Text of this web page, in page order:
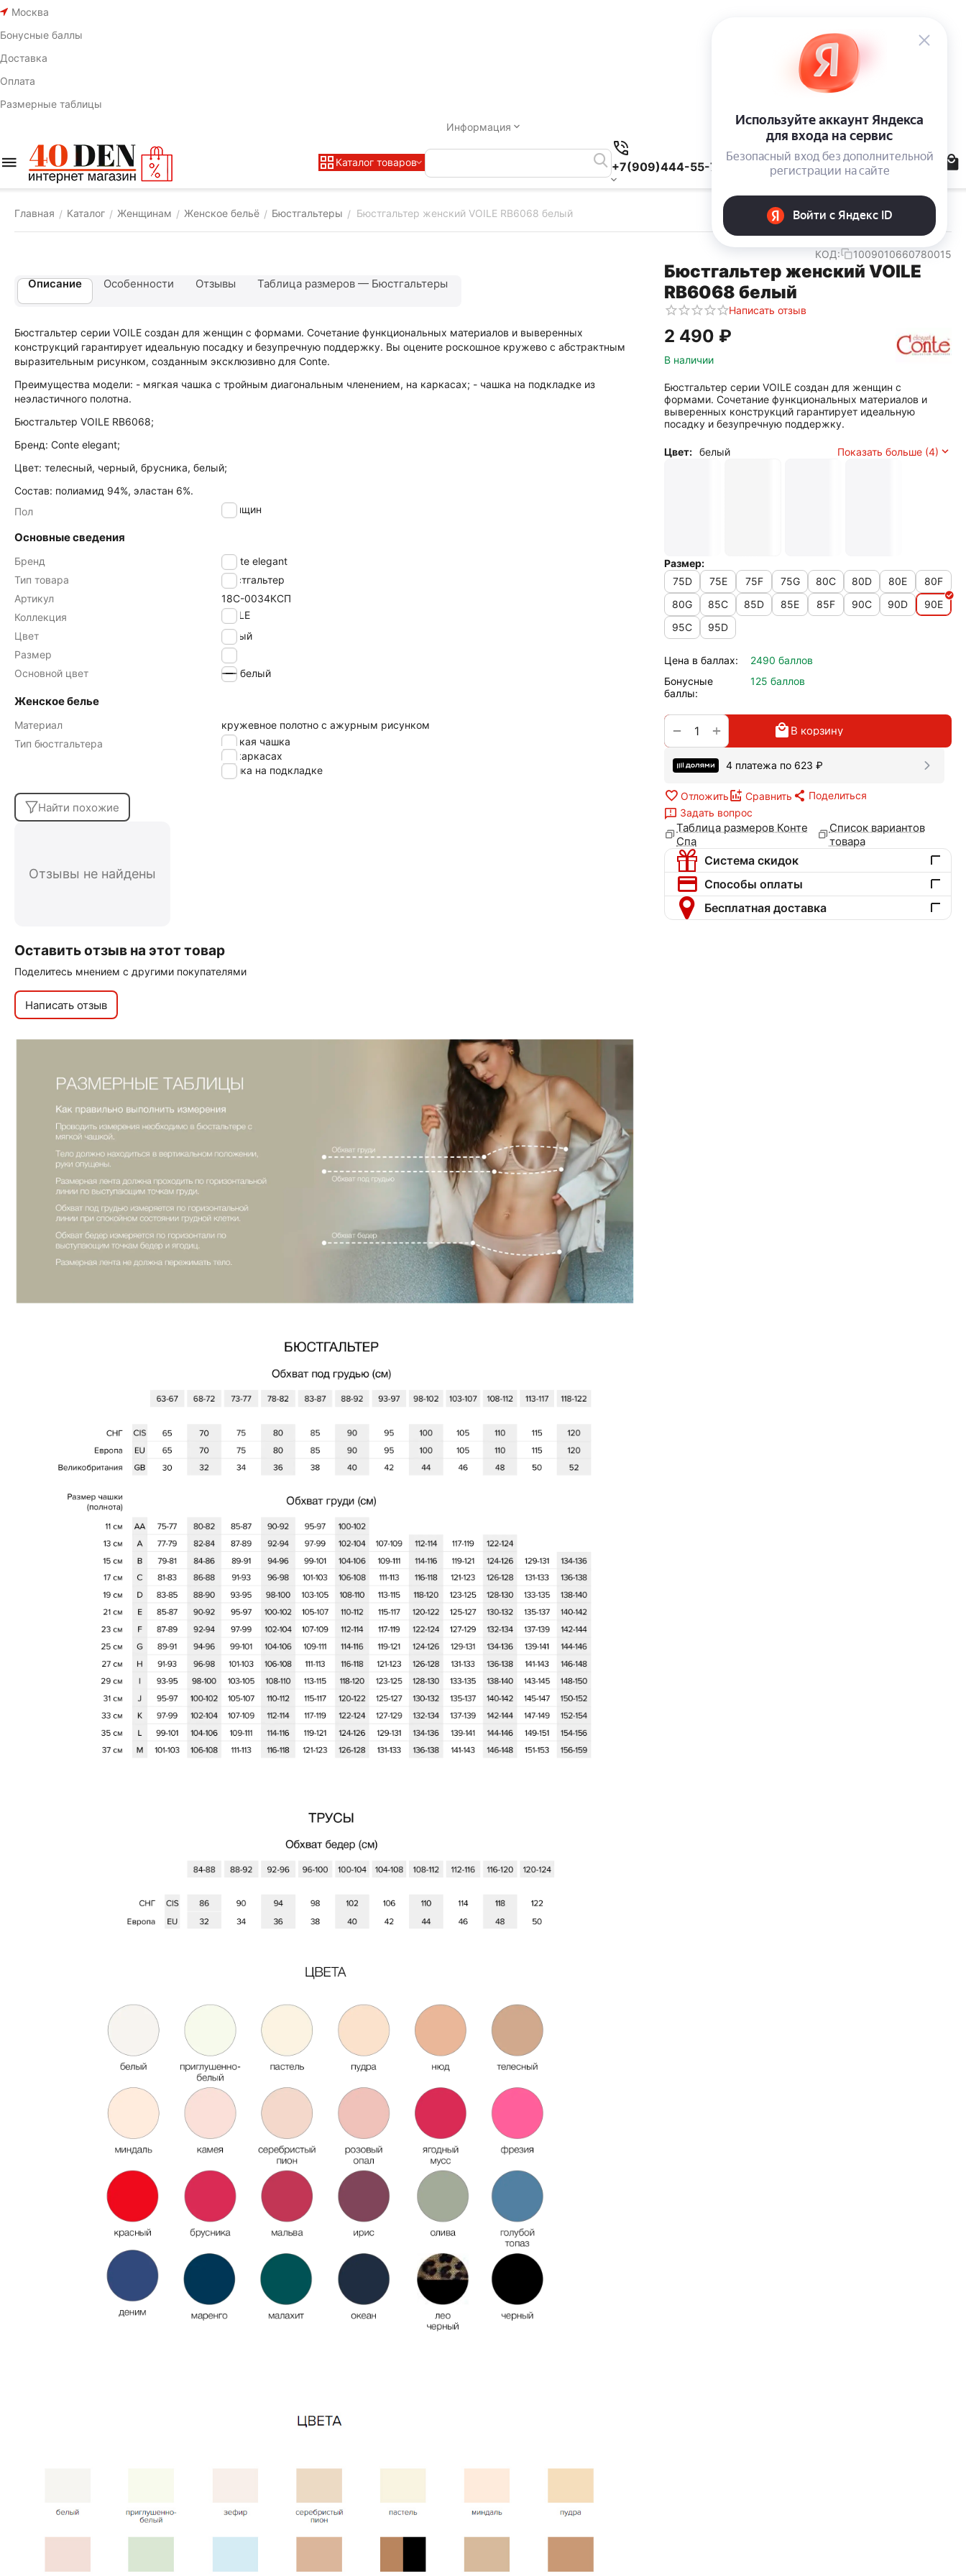
Москва
Бонусные баллы
Доставка
Оплата
Размерные таблицы
Информация
Каталог товаров +7(909)444-55-78
Главная / Каталог / Женщинам / Женское бельё / Бюстгальтеры / Бюстгальтер женский VOILE RB6068 белый
КОД: 1009010660780015
Бюстгальтер женский VOILE
RB6068 белый
Написать отзыв
2 490 ₽
В наличии
Бюстгальтер серии VOILE создан для женщин с
формами. Сочетание функциональных материалов и
выверенных конструкций гарантирует идеальную
посадку и безупречную поддержку.
Цвет: белый Показать больше (4)
Размер:
75D
75E 75F 75G 80C 80D 80E
80F
80G
85C 85D 85E 85F 90C 90D
90E
95C
95D
Цена в баллах:
2490 баллов
Бонусные
баллы:
125 баллов
+
− В корзину
4 платежа по 623 ₽
Отложить Сравнить
Поделиться
Задать вопрос
Таблица размеров Конте
Спа
Список вариантов
товара
Система скидок
Способы оплаты
Бесплатная доставка
Описание Особенности Отзывы Таблица размеров — Бюстгальтеры
Бюстгальтер серии VOILE создан для женщин с формами. Сочетание функциональных материалов и выверенных
конструкций гарантирует идеальную посадку и безупречную поддержку. Вы оцените роскошное кружево с абстрактным
выразительным рисунком, созданным эксклюзивно для Conte.
Преимущества модели: - мягкая чашка с тройным диагональным членением, на каркасах; - чашка на подкладке из
неэластичного полотна.
Бюстгальтер VOILE RB6068;
Бренд: Conte elegant;
Цвет: телесный, черный, брусника, белый;
Состав: полиамид 94%, эластан 6%.
Пол
женщин
Основные сведения
Бренд
Conte elegant
Тип товара
Бюстгальтер
Артикул
18С-0034КСП
Коллекция
VOILE
Цвет
белый
Размер
90E
Основной цвет
белый
Женское белье
Материал
кружевное полотно с ажурным рисунком
Тип бюстгальтера
мягкая чашка
на каркасах
чашка на подкладке
Найти похожие
Отзывы не найдены
Оставить отзыв на этот товар
Поделитесь мнением с другими покупателями
Написать отзыв